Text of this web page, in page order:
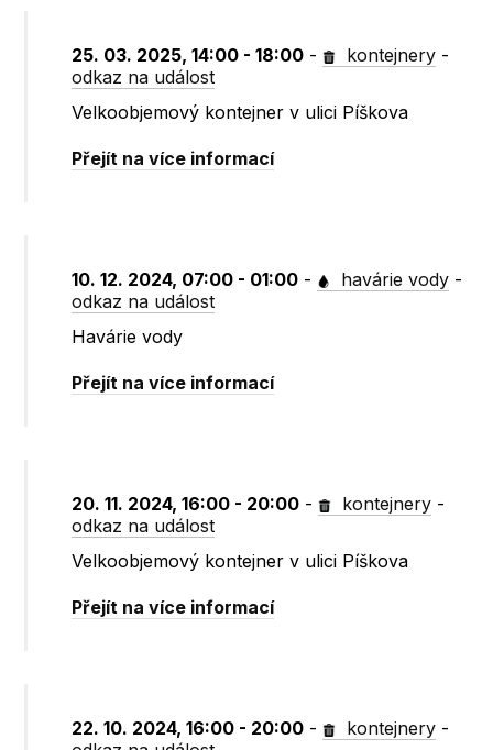
25. 03. 2025, 14:00 - 18:00 - kontejnery -
odkaz na událost
Velkoobjemový kontejner v ulici Píškova
Přejít na více informací
10. 12. 2024, 07:00 - 01:00 - havárie vody -
odkaz na událost
Havárie vody
Přejít na více informací
20. 11. 2024, 16:00 - 20:00 - kontejnery -
odkaz na událost
Velkoobjemový kontejner v ulici Píškova
Přejít na více informací
22. 10. 2024, 16:00 - 20:00 - kontejnery -